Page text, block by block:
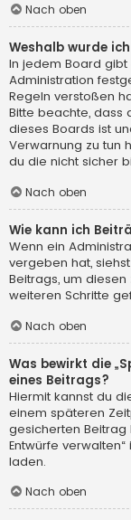
Nach oben
Weshalb wurde
In jedem Board
Administration
Regeln verstoßen
Bitte beachte, dass
dieses Boards ist
Verwarnung zu tun
du die nicht sicher
Nach oben
Wie kann ich
Wenn ein
vergeben hat,
Beitrags, um
weiteren Schritte
Nach oben
Was bewirkt die
eines Beitrags?
Hiermit kannst du
einem späteren
gesicherten Beitrag
Entwürfe
laden.
Nach oben